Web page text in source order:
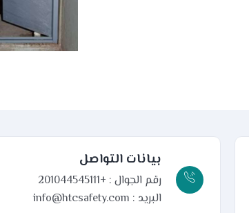
بيانات التواصل
رقم الجوال : +201044545111
البريد : info@htcsafety.com